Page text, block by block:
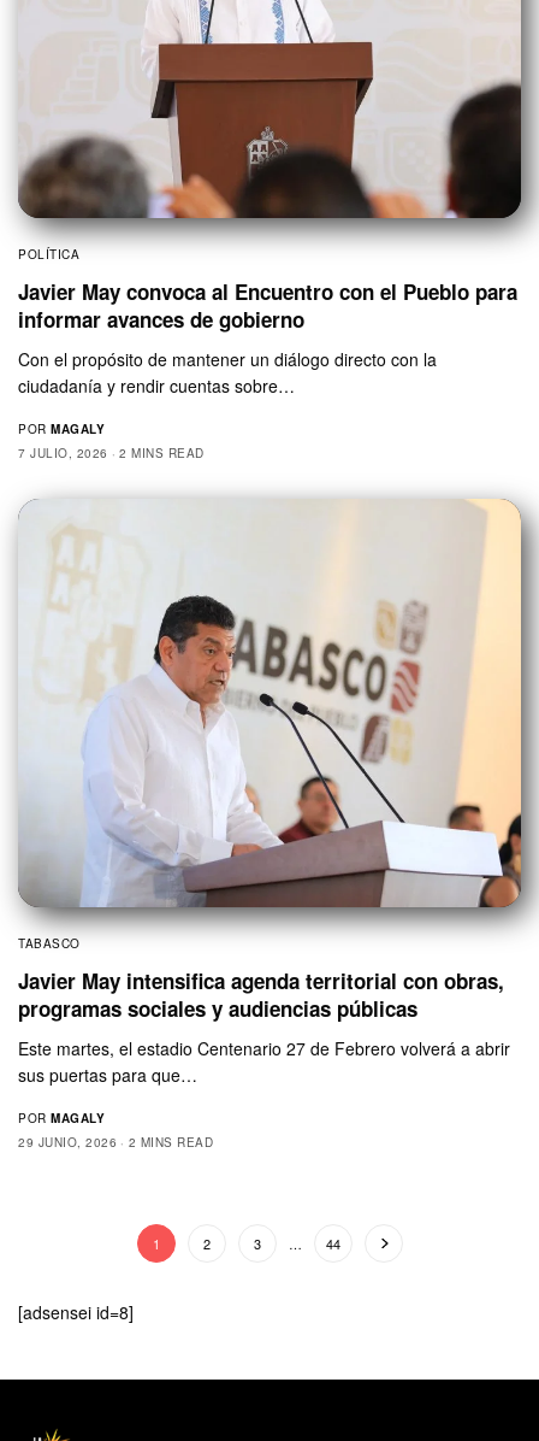
POLÍTICA
Javier May convoca al Encuentro con el Pueblo para
informar avances de gobierno
Con el propósito de mantener un diálogo directo con la
ciudadanía y rendir cuentas sobre…
POR MAGALY
7 JULIO, 2026
2 MINS READ
TABASCO
Javier May intensifica agenda territorial con obras,
programas sociales y audiencias públicas
Este martes, el estadio Centenario 27 de Febrero volverá a abrir
sus puertas para que…
POR MAGALY
29 JUNIO, 2026
2 MINS READ
1 2 3 … 44
[adsensei id=8]